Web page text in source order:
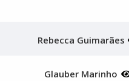
Rebecca Guimarães
Glauber Marinho